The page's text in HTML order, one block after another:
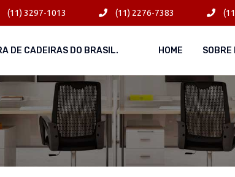
(11) 3297-1013 (11) 2276-7383
DE CADEIRAS DO BRASIL. HOME SOBRE